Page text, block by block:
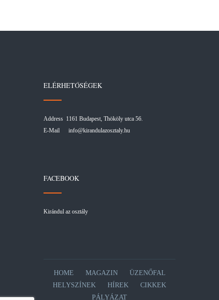
ELÉRHETŐSÉGEK
Address 1161 Budapest, Thököly utca 56.
E-Mail info@kirandulazosztaly.hu
FACEBOOK
Kirándul az osztály
HOME MAGAZIN
ÜZENŐFAL
HELYSZÍNEK
HÍREK
CIKKEK
PÁLYÁZAT